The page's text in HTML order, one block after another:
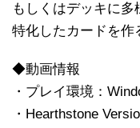
もしくはデッキに
特化したカードを作
◆動画情報
・プレイ環境：
・Hearthstone